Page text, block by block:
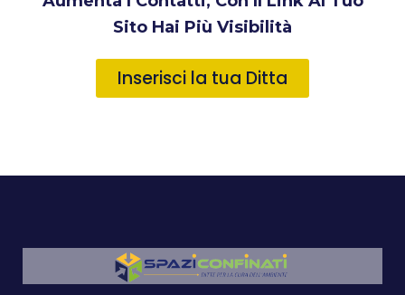
Sito Hai Più Visibilità
Inserisci la tua Ditta